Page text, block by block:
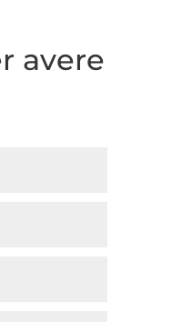
avere